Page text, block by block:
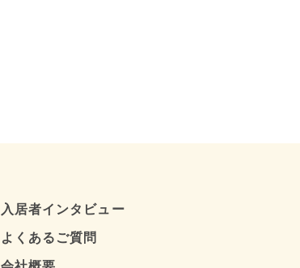
入居者インタビュー
よくあるご質問